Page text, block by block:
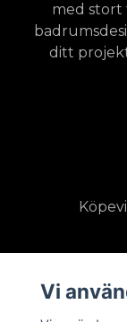
med stort
ditt
Vi